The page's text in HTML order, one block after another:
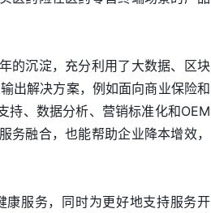
的沉淀，充分利用了大数据、区块
出解决方案，例如面向商业保险和
持、数据分析、营销标准化和OEM
融合，也能帮助企业降本增效，
康服务，同时为更好地支持服务开